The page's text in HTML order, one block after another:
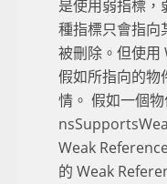
是使用弱指標，
種指標只會指向
被刪除。但使用
假如所指向的物
情。 假如一個
Weak
的 Weak